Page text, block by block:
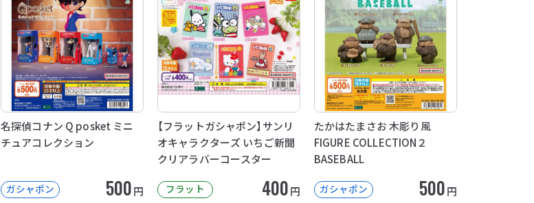
名探偵コナン Q posket ミニ
チュアコレクション
ガシャポン 500円
【フラットガシャポン】サンリ
オキャラクターズ いちご新聞
クリアラバーコースター
フラット 400円
たかはたまさお 木彫り風
FIGURE COLLECTION２
BASEBALL
ガシャポン 500円